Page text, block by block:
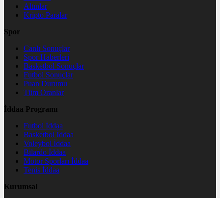
Altınlar
Kripto Paralar
Spor
Canlı Sonuçlar
Spor Haberleri
Basketbol Sonuçlar
Futbol Sonuçlar
Puan Durumu
Tüm Oranlar
İddaa Programı
Futbol İddaa
Basketbol İddaa
Voleybol İddaa
Bilardo İddaa
Motor Sporları İddaa
Tenis İddaa
Kurumsal